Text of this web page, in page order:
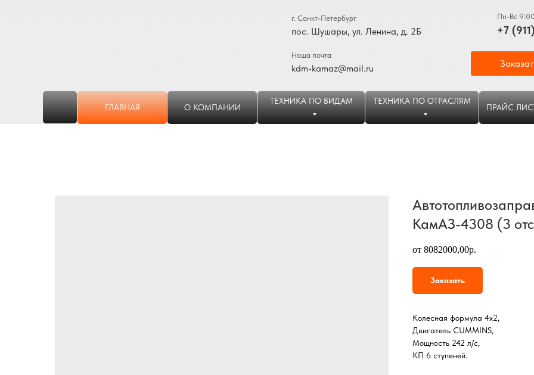
+7
Пн-Вс
kdm-kamaz@mail.ru
Наша почта
пос. Шушары, ул. Ленина, д. 2Б
г. Санкт-Петербург
ГЛАВНАЯ О КОМПАНИИ
ТЕХНИКА ПО ВИДАМ ТЕХНИКА ПО ОТРАСЛЯМ
ПРАЙС
КамАЗ-4308 (3
от 8082000,00р.
Заказать
Колесная формула 4х2,
Двигатель CUMMINS,
Мощность 242 л/с,
КП 6 ступеней.